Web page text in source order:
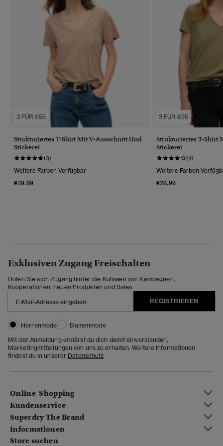
3 FÜR €55
Strukturiertes T-Shirt Mit V-Ausschnitt Und
Stickerei
(3)
Weitere Farben Verfügbar
€29.99
3 FÜR €55
Strukturiertes T-Shirt
Stickerei
(4)
Weitere Farben
€29.99
Exklusiven Zugang Freischalten
Holen Sie sich Zugang hinter die Kulissen von Kampagnen,
Kooperationen, neuen Produkten und Sales.
REGISTRIEREN
Herrenmode
Damenmode
Mit der Anmeldung erklärst du dich damit einverstanden,
Marketingmitteilungen von uns zu erhalten. Weitere Informationen
findest du in unserer Datenschutz
Online-Shopping
Kundenservice
Superdry The Brand
Informationen
Store suchen